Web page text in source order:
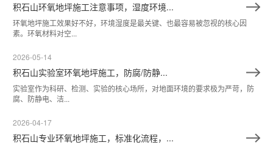
积石山环氧地坪施工注意事项，湿度环境...
环氧地坪施工效果好不好，环境湿度是最关键、也最容易被忽视的核心因
素。环氧材料对空...
2026-05-14
积石山实验室环氧地坪施工，防腐/防静...
实验室作为科研、检测、实验的核心场所，对地面环境的要求极为严苛，防
腐、防静电、洁...
2026-04-17
积石山专业环氧地坪施工，标准化流程，...